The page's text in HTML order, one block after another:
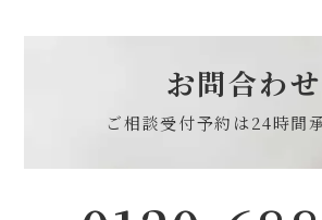
お問合わせ
ご相談受付予約は24時間